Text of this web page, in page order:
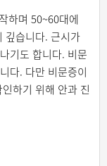
하며 50~60대에
깊습니다. 근시가
기도 합니다. 비문
다. 다만 비문증이
하기 위해 안과 진